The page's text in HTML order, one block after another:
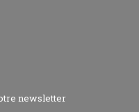
newsletter